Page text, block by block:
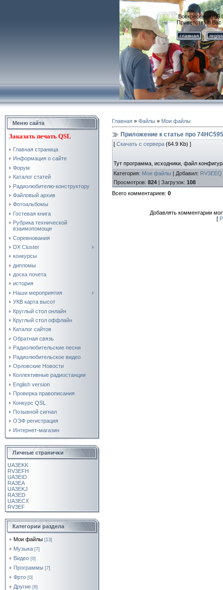
Воскресенье,
Приветствую Вас
главная
Меню сайта
Заказать печать QSL
Главная страница
Информация о сайте
Форум
Каталог статей
Радиолюбителю-конструктору
Файловый архив
Фотоальбомы
Гостевая книга
Рубрика технической
взаимопомощи
Соревнования
DX Cluster
конкурсы
дипломы
доска почета
история
Наши мероприятия
УКВ карта высот
Круглый стол онлайн
Круглый стол оффлайн
Каталог сайтов
Обратная связь
Радиолюбительские песни
Радиолюбительское видео
Орловские Новости
Коллективные радиостанции
English version
Проверка правописания
Конкурс QSL
Позывной сигнал
ОЭФ регистрация
Интернет-магазин
Личные странички
UA3EKK
RV3EFH
UA3EID
RA3EA
UA3EKJ
RA3ED
UA3ECX
RV3EF
Категории раздела
Мои файлы [13]
Музыка [7]
Видео [0]
Программы [7]
Фрто [0]
Другие [8]
Главная » Файлы » Мои файлы
Приложение к статье про 74HC595
[ Скачать с сервера (64.9 Kb) ]
Тут программа, исходники, файл
Категория: Мои файлы | Добавил: RV3EEQ
Просмотров: 824 | Загрузок: 108
Всего комментариев: 0
Добавлять комментарии
[